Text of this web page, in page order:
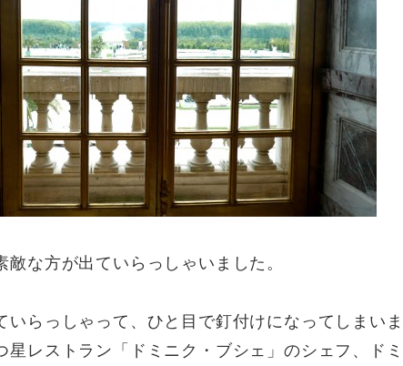
な方が出ていらっしゃいました。
いらっしゃって、ひと目で釘付けになってしまい
レストラン「ドミニク・ブシェ」のシェフ、ド